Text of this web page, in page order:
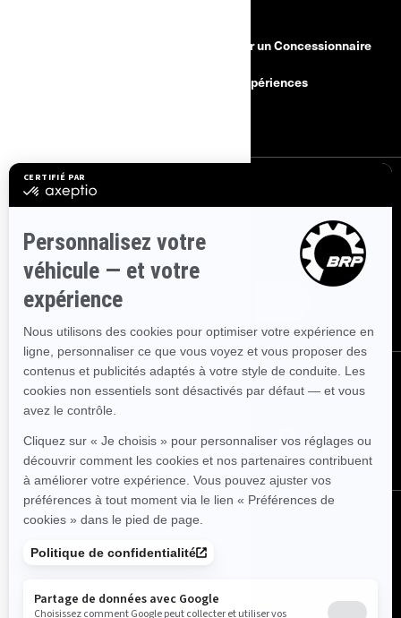
Devenir un Concessionnaire
BRP Expériences
Inscrivez-vous à nos courriels. Recevez les dernières nouvelles, les
événements et les offres.
NOUS SUIVRE